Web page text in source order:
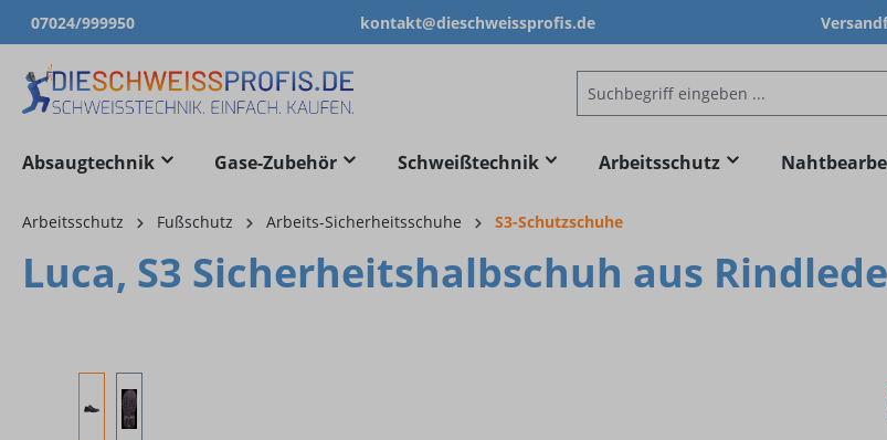
Zur Hauptnavigation springen
07024/999950 kontakt@dieschweissprofis.de
Absaugtechnik Gase-Zubehör Schweißtechnik Arbeitsschutz
Arbeitsschutz Fußschutz Arbeits-Sicherheitsschuhe S3-Schutzschuhe
Luca, S3 Sicherheitshalbschuh aus